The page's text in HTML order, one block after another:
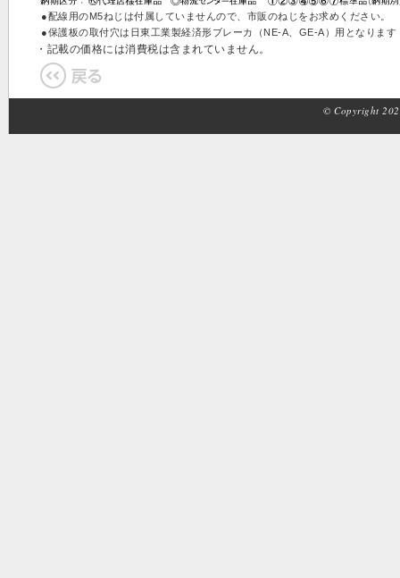
●配線用のM5ねじは付属していませんので、市販のねじをお求めください。
●保護板の取付穴は日東工業製経済形ブレーカ（NE-A、GE-A）用となります
・記載の価格には消費税は含まれていません。
© Copyright